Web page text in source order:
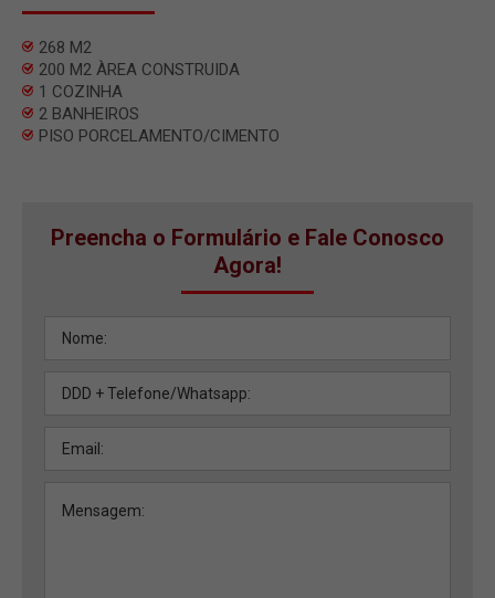
268 M2
200 M2 ÀREA CONSTRUIDA
1 COZINHA
2 BANHEIROS
PISO PORCELAMENTO/CIMENTO
Preencha o Formulário e Fale Conosco
Agora!